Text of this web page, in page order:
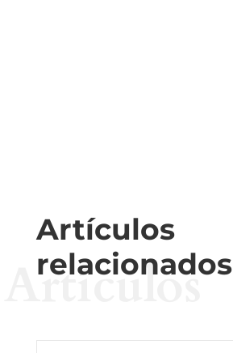
Artículos
relacionados
Artículos